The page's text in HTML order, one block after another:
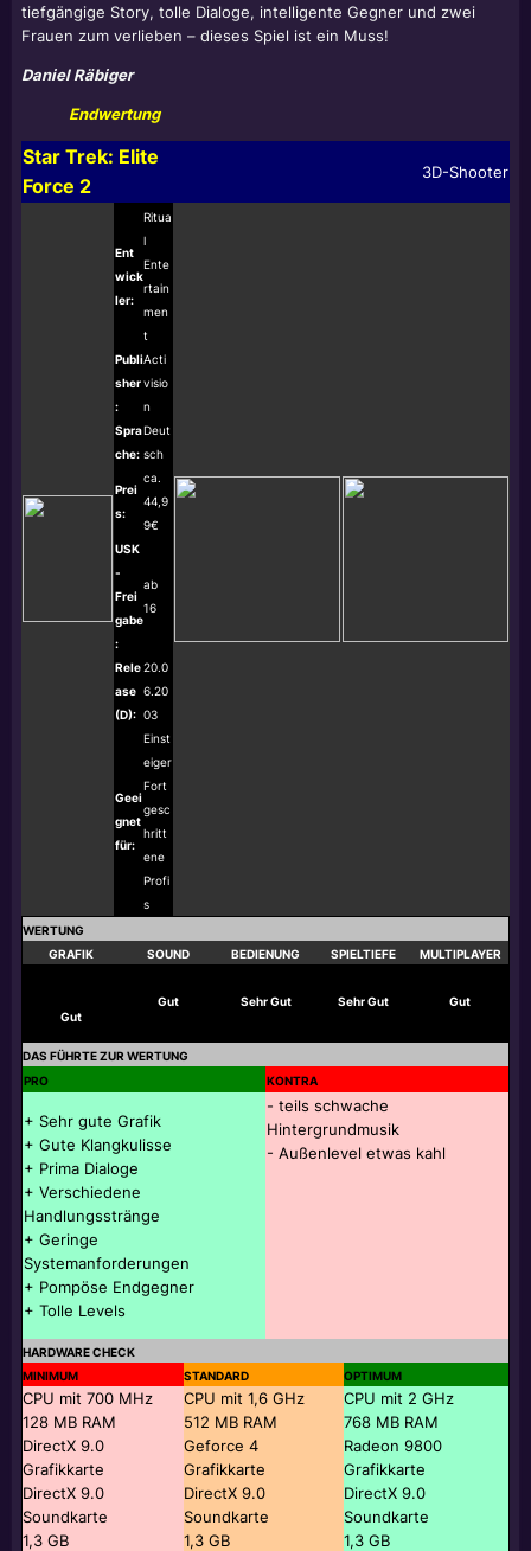
tiefgängige Story, tolle Dialoge, intelligente Gegner und zwei
Frauen zum verlieben – dieses Spiel ist ein Muss!
Daniel Räbiger
Endwertung
Star Trek: Elite
Force 2
3D-Shooter
Ent
wick
ler:
Ritua
l
Ente
rtain
men
t
Publi
sher
:
Acti
visio
n
Spra
che:
Deut
sch
Prei
s:
ca.
44,9
9€
USK
-
Frei
gabe
:
ab
16
Rele
ase
(D):
20.0
6.20
03
Geei
gnet
für:
Einst
eiger
Fort
gesc
hritt
ene
Profi
s
WERTUNG
GRAFIK
SOUND BEDIENUNG SPIELTIEFE MULTIPLAYER
Gut
Gut Sehr Gut Sehr Gut Gut
DAS FÜHRTE ZUR WERTUNG
PRO
KONTRA
+ Sehr gute Grafik
+ Gute Klangkulisse
+ Prima Dialoge
+ Verschiedene
Handlungsstränge
+ Geringe
Systemanforderungen
+ Pompöse Endgegner
+ Tolle Levels
- teils schwache
Hintergrundmusik
- Außenlevel etwas kahl
HARDWARE CHECK
MINIMUM
STANDARD OPTIMUM
CPU mit 700 MHz
128 MB RAM
DirectX 9.0
Grafikkarte
DirectX 9.0
Soundkarte
1,3 GB
CPU mit 1,6 GHz
512 MB RAM
Geforce 4
Grafikkarte
DirectX 9.0
Soundkarte
1,3 GB
CPU mit 2 GHz
768 MB RAM
Radeon 9800
Grafikkarte
DirectX 9.0
Soundkarte
1,3 GB